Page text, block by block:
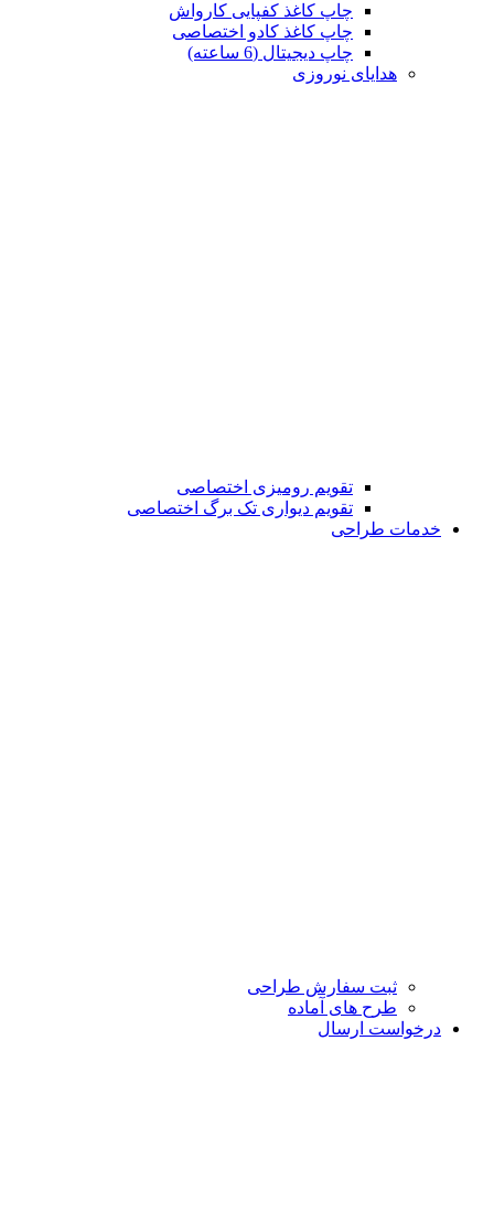
چاپ کاغذ کفپایی کارواش
چاپ کاغذ کادو اختصاصی
چاپ دیجیتال (6 ساعته)
هدایای نوروزی
تقویم رومیزی اختصاصی
تقویم دیواری تک برگ اختصاصی
خدمات طراحی
ثبت سفارش طراحی
طرح های آماده
درخواست ارسال